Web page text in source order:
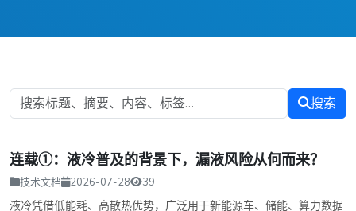
搜索
连载①：液冷普及的背景下，漏液风险从何而来？
技术文档 2026-07-28 39
液冷凭借低能耗、高散热优势，广泛用于新能源车、储能、算力数据